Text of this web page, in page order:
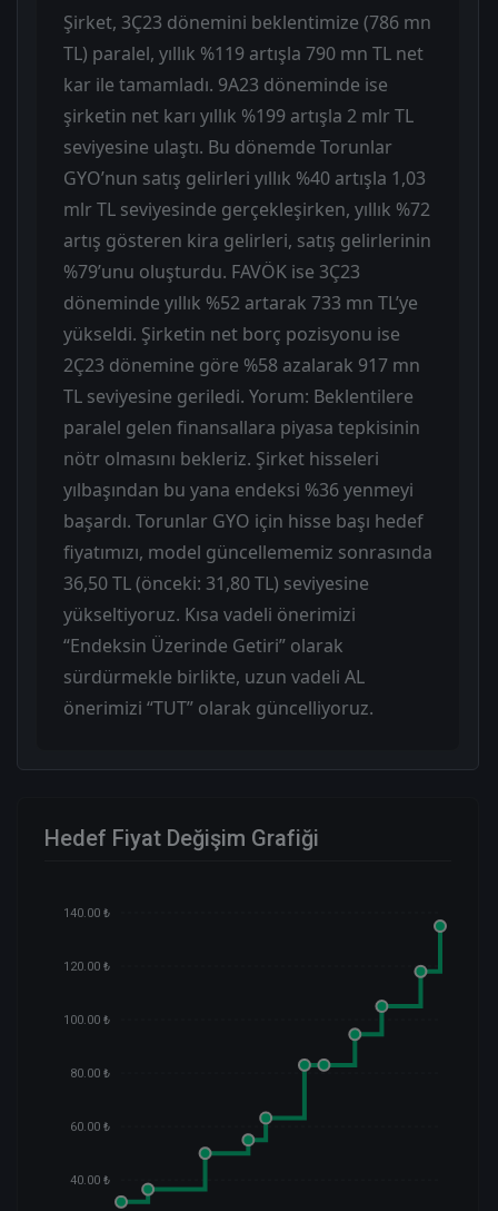
Şirket, 3Ç23 dönemini beklentimize (786 mn
TL) paralel, yıllık %119 artışla 790 mn TL net
kar ile tamamladı. 9A23 döneminde ise
şirketin net karı yıllık %199 artışla 2 mlr TL
seviyesine ulaştı. Bu dönemde Torunlar
GYO’nun satış gelirleri yıllık %40 artışla 1,03
mlr TL seviyesinde gerçekleşirken, yıllık %72
artış gösteren kira gelirleri, satış gelirlerinin
%79’unu oluşturdu. FAVÖK ise 3Ç23
döneminde yıllık %52 artarak 733 mn TL’ye
yükseldi. Şirketin net borç pozisyonu ise
2Ç23 dönemine göre %58 azalarak 917 mn
TL seviyesine geriledi. Yorum: Beklentilere
paralel gelen finansallara piyasa tepkisinin
nötr olmasını bekleriz. Şirket hisseleri
yılbaşından bu yana endeksi %36 yenmeyi
başardı. Torunlar GYO için hisse başı hedef
fiyatımızı, model güncellememiz sonrasında
36,50 TL (önceki: 31,80 TL) seviyesine
yükseltiyoruz. Kısa vadeli önerimizi
“Endeksin Üzerinde Getiri” olarak
sürdürmekle birlikte, uzun vadeli AL
önerimizi “TUT” olarak güncelliyoruz.
Hedef Fiyat Değişim Grafiği
140.00 ₺
120.00 ₺
100.00 ₺
80.00 ₺
60.00 ₺
40.00 ₺